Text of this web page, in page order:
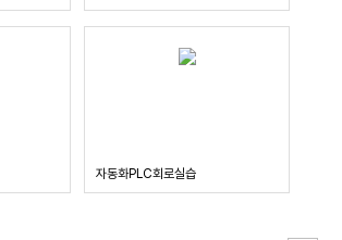
자동화PLC회로실습